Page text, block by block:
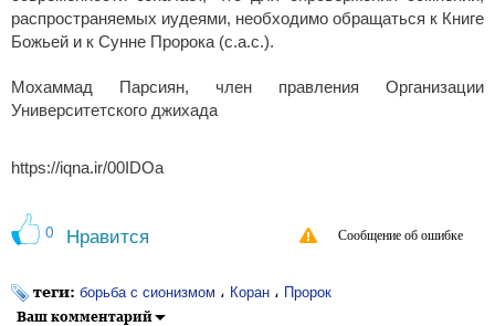
распространяемых иудеями, необходимо обращаться к Книге
Божьей и к Сунне Пророка (с.а.с.).
Мохаммад Парсиян, член правления Организации
Университетского джихада
https://iqna.ir/00IDOa
0 Нравится Сообщение об ошибке
теги: борьба с сионизмом ، Коран ، Пророк
Ваш комментарий